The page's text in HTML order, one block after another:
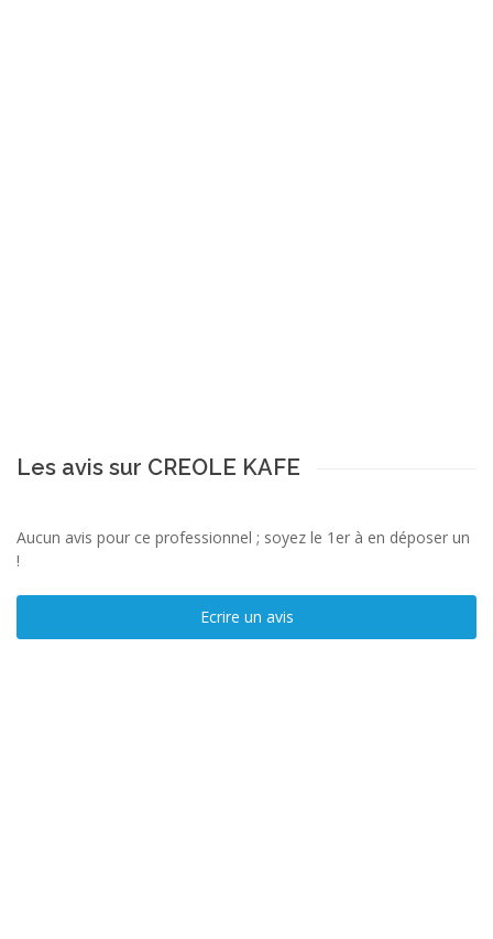
Les avis sur CREOLE KAFE
Aucun avis pour ce professionnel ; soyez le 1er à en déposer un
!
Ecrire un avis